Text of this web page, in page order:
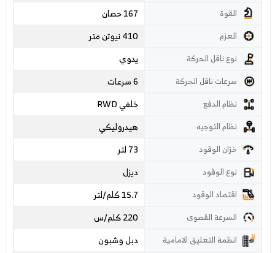
القوة 167 حصان
العزم 410 نيوتن متر
نوع ناقل الحركة يدوي
سرعات ناقل الحركة 6 سرعات
نظام الدفع خلفي RWD
نظام التوجيه هيدروليكي
خزان الوقود 73 لتر
نوع الوقود ديزل
اقتصاد الوقود 15.7 كلم/لتر
السرعة القصوى 220كلم/س
انظمة التعليق الامامية دبل وشبون